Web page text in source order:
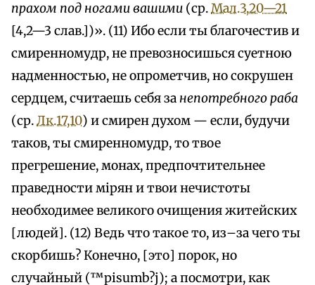
прахом под ногами вашими (ср.Мал.3,20—21
[4,2—3 слав.])». (11) Ибо если ты благочестив и
смиренномудр, не превозносишься суетною
надменностью, не опрометчив, но сокрушен
сердцем, считаешь себя за непотребного раба
(ср.Лк.17,10) и смирен духом — если, будучи
таков, ты смиренномудр, то твое
прегрешение, монах, предпочтительнее
праведности мiрян и твои нечистоты
необходимее великого очищения житейских
[людей]. (12) Ведь что такое то, из–за чего ты
скорбишь? Конечно, [это] порок, но
случайный (™pisumb?j); а посмотри, как